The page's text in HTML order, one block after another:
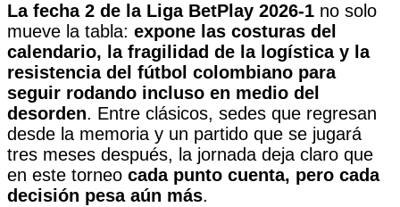
La fecha 2 de la Liga BetPlay 2026-1 no solo
mueve la tabla: expone las costuras del
calendario, la fragilidad de la logística y la
resistencia del fútbol colombiano para
seguir rodando incluso en medio del
desorden. Entre clásicos, sedes que regresan
desde la memoria y un partido que se jugará
tres meses después, la jornada deja claro que
en este torneo cada punto cuenta, pero cada
decisión pesa aún más.